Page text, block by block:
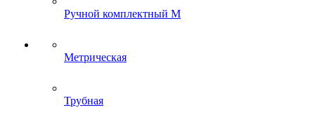
Ручной комплектный M
Метрическая
Трубная